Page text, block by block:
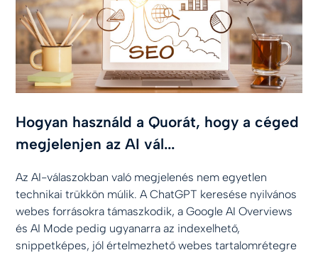
Hogyan használd a Quorát, hogy a céged
megjelenjen az AI vál...
Az AI-válaszokban való megjelenés nem egyetlen
technikai trükkön múlik. A ChatGPT keresése nyilvános
webes forrásokra támaszkodik, a Google AI Overviews
és AI Mode pedig ugyanarra az indexelhető,
snippetképes, jól értelmezhető webes tartalomrétegre